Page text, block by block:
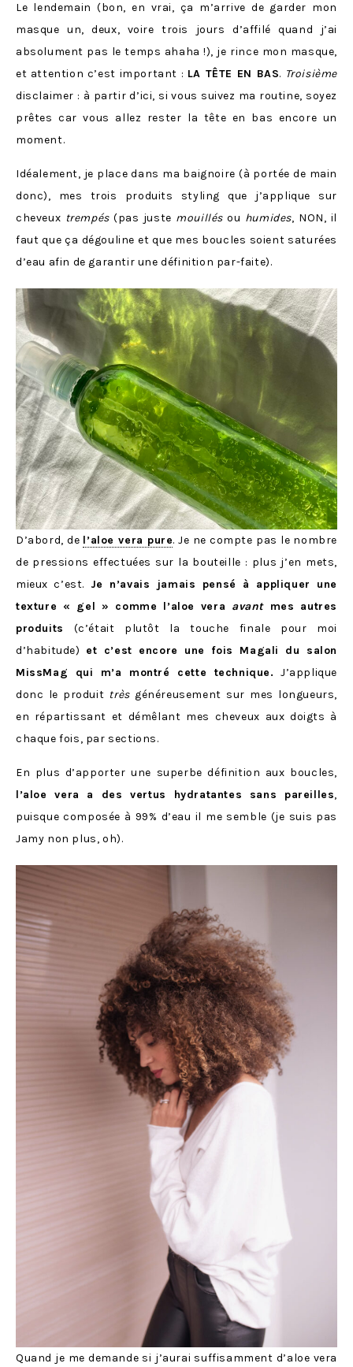
Le lendemain (bon, en vrai, ça m’arrive de garder mon
masque un, deux, voire trois jours d’affilé quand j’ai
absolument pas le temps ahaha !), je rince mon masque,
et attention c’est important : LA TÊTE EN BAS. Troisième
disclaimer : à partir d’ici, si vous suivez ma routine, soyez
prêtes car vous allez rester la tête en bas encore un
moment.
Idéalement, je place dans ma baignoire (à portée de main
donc), mes trois produits styling que j’applique sur
cheveux trempés(pas juste mouillés ou humides, NON, il
faut que ça dégouline et que mes boucles soient saturées
d’eau afin de garantir une définition par-faite).
D’abord, de l’aloe vera pure. Je ne compte pas le nombre
de pressions effectuées sur la bouteille : plus j’en mets,
mieux c’est. Je n’avais jamais pensé à appliquer une
texture « gel » comme l’aloe vera avantmes autres
produits
(c’était plutôt la touche finale pour moi
d’habitude) et c’est encore une fois Magali du salon
MissMag qui m’a montré cette technique. J’applique
donc le produit trèsgénéreusement sur mes longueurs,
en répartissant et démêlant mes cheveux aux doigts à
chaque fois, par sections.
En plus d’apporter une superbe définition aux boucles,
l’aloe vera a des vertus hydratantes sans pareilles,
puisque composée à 99% d’eau il me semble (je suis pas
Jamy non plus, oh).
Quand je me demande si j’aurai suffisamment d’aloe vera